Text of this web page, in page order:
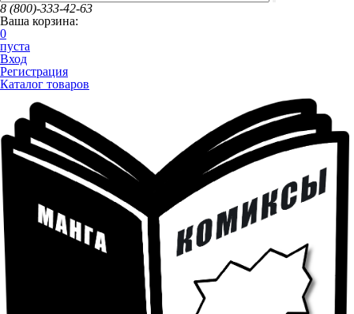
8 (800)-333-42-63
Ваша корзина:
0
пуста
Вход
Регистрация
Каталог товаров